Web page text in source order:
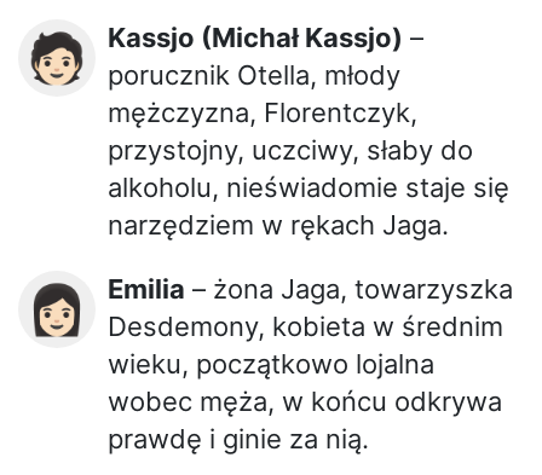
🧑🏻 Kassjo (Michał Kassjo) –
porucznik Otella, młody
mężczyzna, Florentczyk,
przystojny, uczciwy, słaby do
alkoholu, nieświadomie staje się
narzędziem w rękach Jaga.
👩🏻 Emilia – żona Jaga, towarzyszka
Desdemony, kobieta w średnim
wieku, początkowo lojalna
wobec męża, w końcu odkrywa
prawdę i ginie za nią.